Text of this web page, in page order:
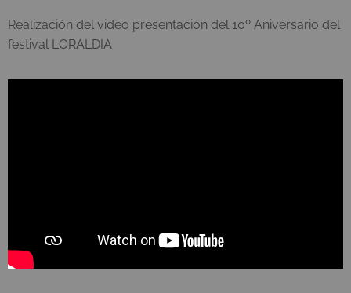
Realización del video presentación del 10º Aniversario del
festival LORALDIA